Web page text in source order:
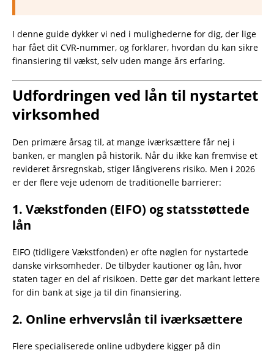
I denne guide dykker vi ned i mulighederne for dig, der lige
har fået dit CVR-nummer, og forklarer, hvordan du kan sikre
finansiering til vækst, selv uden mange års erfaring.
Udfordringen ved lån til nystartet
virksomhed
Den primære årsag til, at mange iværksættere får nej i
banken, er manglen på historik. Når du ikke kan fremvise et
revideret årsregnskab, stiger långiverens risiko. Men i 2026
er der flere veje udenom de traditionelle barrierer:
1. Vækstfonden (EIFO) og statsstøttede
lån
EIFO (tidligere Vækstfonden) er ofte nøglen for nystartede
danske virksomheder. De tilbyder kautioner og lån, hvor
staten tager en del af risikoen. Dette gør det markant lettere
for din bank at sige ja til din finansiering.
2. Online erhvervslån til iværksættere
Flere specialiserede online udbydere kigger på din